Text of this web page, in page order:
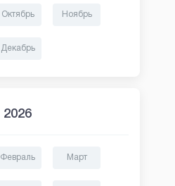
Октябрь Ноябрь
Декабрь
2026
Февраль Март